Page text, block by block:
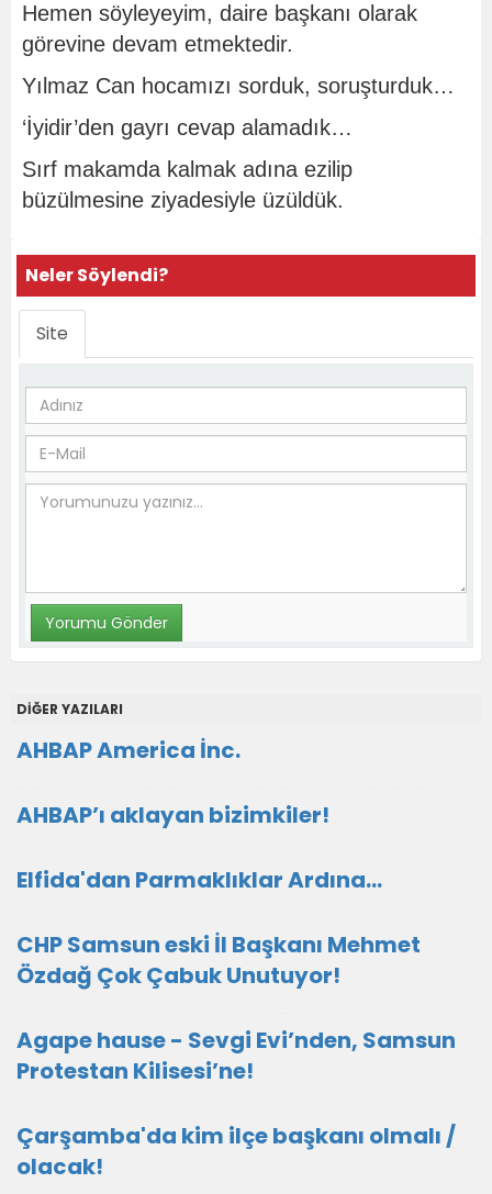
Hemen söyleyeyim, daire başkanı olarak
görevine devam etmektedir.
Yılmaz Can hocamızı sorduk, soruşturduk…
‘İyidir’den gayrı cevap alamadık…
Sırf makamda kalmak adına ezilip
büzülmesine ziyadesiyle üzüldük.
Neler Söylendi?
Site
DİĞER YAZILARI
AHBAP America İnc.
AHBAP’ı aklayan bizimkiler!
Elfida'dan Parmaklıklar Ardına…
CHP Samsun eski İl Başkanı Mehmet
Özdağ Çok Çabuk Unutuyor!
Agape hause - Sevgi Evi’nden, Samsun
Protestan Kilisesi’ne!
Çarşamba'da kim ilçe başkanı olmalı /
olacak!